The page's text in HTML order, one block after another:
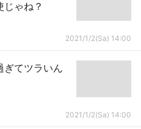
ゃね？
2021/1/2(Sa) 14:00
ぎてツラいん
2021/1/2(Sa) 14:00